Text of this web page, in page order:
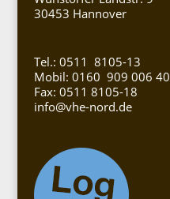
30453 Hannover
Tel.: 0511 8105-13
Mobil: 0160 909 006 40
Fax: 0511 8105-18
info@vhe-nord.de